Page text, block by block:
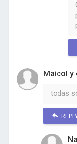
Maicol y
todas